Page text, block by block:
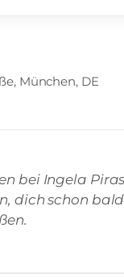
München, DE
bei Ingela
dich schon